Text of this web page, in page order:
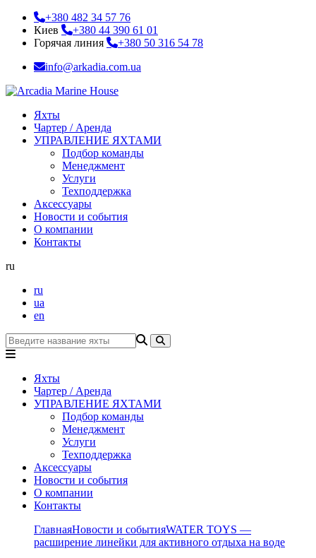
+380 482 34 57 76
Киев
+380 44 390 61 01
Горячая линия
+380 50 316 54 78
info@arkadia.com.ua
Яхты
Чартер / Аренда
УПРАВЛЕНИЕ ЯХТАМИ
Подбор команды
Менеджмент
Услуги
Техподдержка
Аксессуары
Новости и события
О компании
Контакты
ru
ru
ua
en
Яхты
Чартер / Аренда
УПРАВЛЕНИЕ ЯХТАМИ
Подбор команды
Менеджмент
Услуги
Техподдержка
Аксессуары
Новости и события
О компании
Контакты
ГлавнаяНовости и событияWATER TOYS —
расширение линейки для активного отдыха на воде